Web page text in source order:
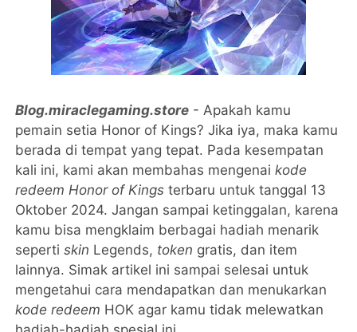
Blog.miraclegaming.store - Apakah kamu
pemain setia Honor of Kings? Jika iya, maka kamu
berada di tempat yang tepat. Pada kesempatan
kali ini, kami akan membahas mengenaikode
redeem Honor of Kings terbaru untuk tanggal 13
Oktober 2024. Jangan sampai ketinggalan, karena
kamu bisa mengklaim berbagai hadiah menarik
sepertiskin Legends, token gratis, dan item
lainnya. Simak artikel ini sampai selesai untuk
mengetahui cara mendapatkan dan menukarkan
kode redeem HOK agar kamu tidak melewatkan